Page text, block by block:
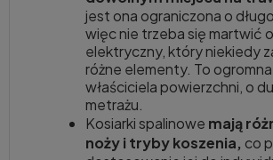
jest ona ograniczona o
więc nie trzeba się martwić
elektryczny, który niekiedy
różne elementy. To
właściciela powierzchni, o
metrażu.
Kosiarki spalinowe mają
noży i tryby koszenia, co